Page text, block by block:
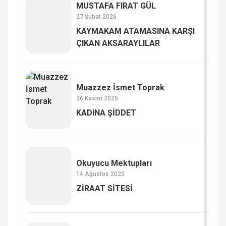
MUSTAFA FIRAT GÜL
27 Şubat 2026
KAYMAKAM ATAMASINA KARŞI
ÇIKAN AKSARAYLILAR
Muazzez İsmet Toprak
26 Kasım 2025
KADINA ŞİDDET
Okuyucu Mektupları
14 Ağustos 2025
ZİRAAT SİTESİ